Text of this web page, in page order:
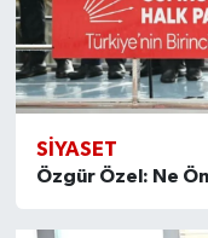
SİYASET
Özgür Özel: Ne